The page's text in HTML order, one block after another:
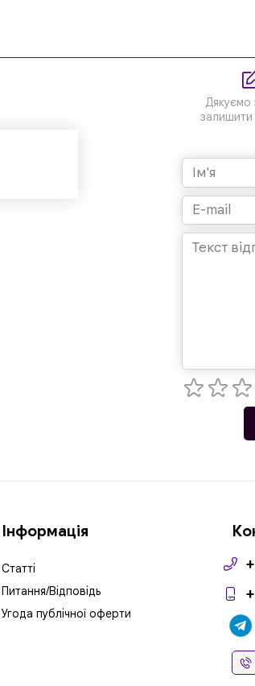
Дякуємо
залишити
Інформація
Статті
Питання/Відповідь
Угода публічної оферти